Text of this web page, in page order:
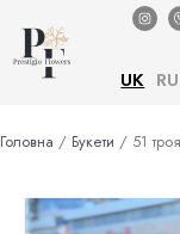
UK RU
Головна / Букети / 51